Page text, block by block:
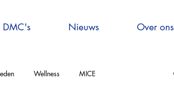
DMC's Nieuws Over ons
Wellness MICE